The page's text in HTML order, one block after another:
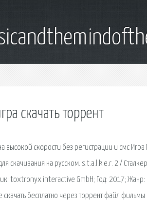
скачать торрент
высокой скорости без регистрации и смс
скачивания на русском. s.t.a.l.k.e.r. 2 /
toxtronyx interactive GmbH; Год: 2017; Жанр:
бесплатно через торрент файл